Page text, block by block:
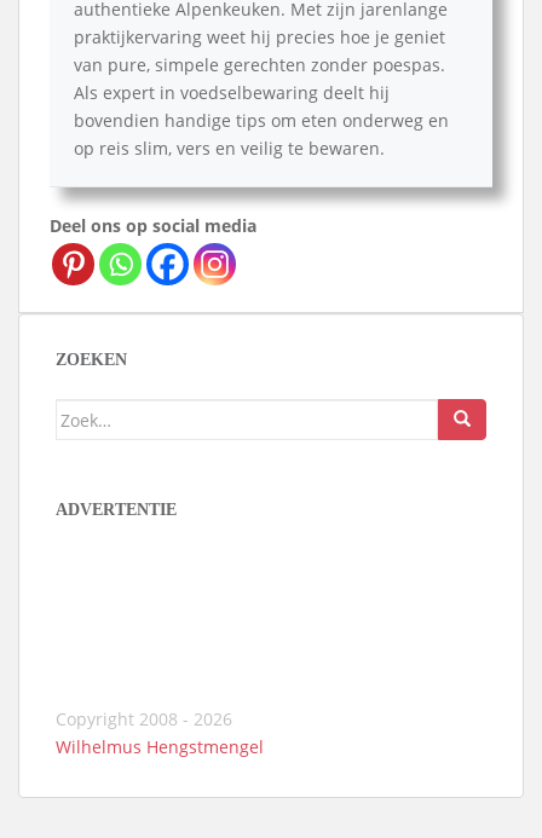
authentieke Alpenkeuken. Met zijn jarenlange
praktijkervaring weet hij precies hoe je geniet
van pure, simpele gerechten zonder poespas.
Als expert in voedselbewaring deelt hij
bovendien handige tips om eten onderweg en
op reis slim, vers en veilig te bewaren.
Deel ons op social media
ZOEKEN
Zoek
ADVERTENTIE
Copyright 2008 - 2026
Wilhelmus Hengstmengel